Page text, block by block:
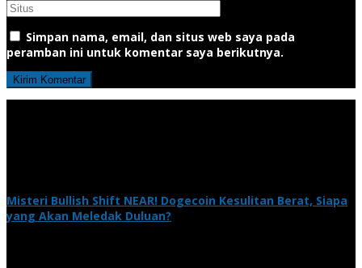
Simpan nama, email, dan situs web saya pada
peramban ini untuk komentar saya berikutnya.
Misteri Bullish Shift NEAR! Dogecoin Kesulitan Berat, Siapa
yang Akan Meledak Duluan?